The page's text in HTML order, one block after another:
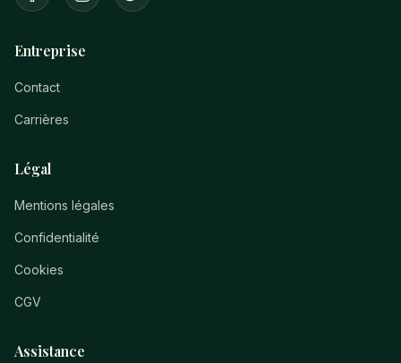
Entreprise
Contact
Carrières
Légal
Mentions légales
Confidentialité
Cookies
CGV
Assistance